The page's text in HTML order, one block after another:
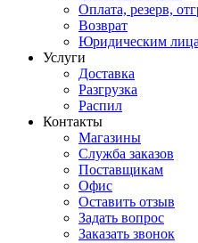
Оплата, резерв,
Возврат
Юридическим
Услуги
Доставка
Разгрузка
Распил
Контакты
Магазины
Служба заказов
Поставщикам
Офис
Оставить отзыв
Задать вопрос
Заказать звонок